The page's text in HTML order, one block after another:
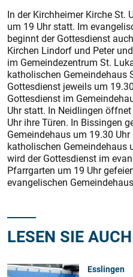
In der Kirchheimer Kirche St.
um 19 Uhr statt. Im
beginnt der Gottesdienst
Kirchen Lindorf und Peter
im Gemeindezentrum St.
katholischen Gemeindehaus
Gottesdienst jeweils um
Gottesdienst im
Uhr statt. In Neidlingen
Uhr ihre Türen. In Bissingen
Gemeindehaus um 19.30
katholischen Gemeindehaus
wird der Gottesdienst im
Pfarrgarten um 19 Uhr
evangelischen
LESEN SIE AUCH
Esslingen